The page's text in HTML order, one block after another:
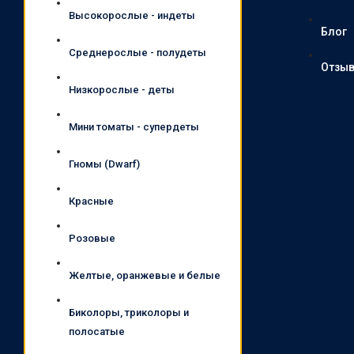
Высокорослые - индеты
Среднерослые - полудеты
Низкорослые - деты
Мини томаты - супердеты
Гномы (Dwarf)
Красные
Розовые
Желтые, оранжевые и белые
Биколоры, триколоры и
полосатые
Блог